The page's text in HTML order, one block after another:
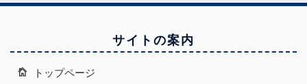
サイトの案内
トップページ